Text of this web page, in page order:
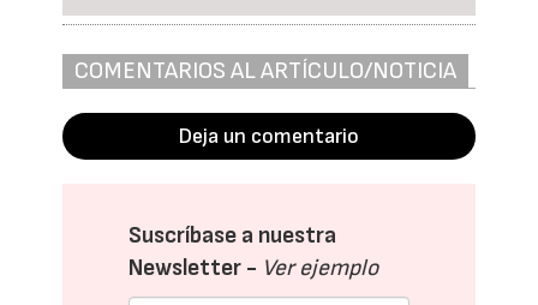
COMENTARIOS AL ARTÍCULO/NOTICIA
Deja un comentario
Suscríbase a nuestra
Newsletter - Ver ejemplo